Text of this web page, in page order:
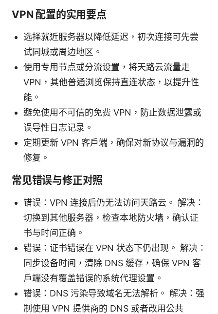
VPN 配置的实用要点
选择就近服务器以降低延迟，初次连接可先尝
试同城或周边地区。
使用专用节点或分流设置，将天路云流量走
VPN，其他普通浏览保持直连状态，以提升性
能。
避免使用不可信的免费 VPN，防止数据泄露或
误导性日志记录。
定期更新 VPN 客户端，确保对新协议与漏洞的
修复。
常见错误与修正对照
错误：VPN 连接后仍无法访问天路云。 解决：
切换到其他服务器，检查本地防火墙，确认证
书与时间正确。
错误：证书错误在 VPN 状态下仍出现。 解决：
同步设备时间，清除 DNS 缓存，确保 VPN 客
户端没有覆盖错误的系统代理设置。
错误：DNS 污染导致域名无法解析。 解决：强
制使用 VPN 提供商的 DNS 或者改用公共